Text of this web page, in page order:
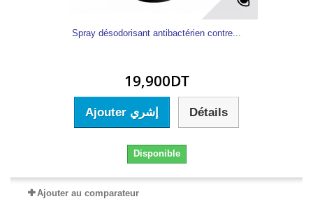
Spray désodorisant antibactérien contre...
19,900DT
Ajouter إشري Détails
Disponible
Ajouter au comparateur